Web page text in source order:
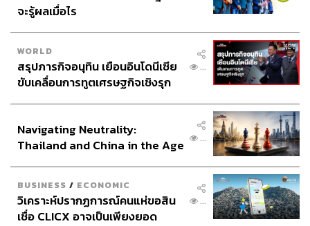
จะรู้ผลเมื่อไร
WORLD
สรุปภารกิจอนุทิน เยือนอินโดนีเซีย
ขับเคลื่อนการทูตเศรษฐกิจเชิงรุก
...
Navigating Neutrality:
Thailand and China in the Age
...
BUSINESS / ECONOMIC
วิเคราะห์ปรากฏการณ์คนแห่ขอสิน
เชื่อ CLICX อาจเป็นเพียงยอด
...